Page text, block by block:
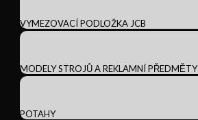
VYMEZOVACÍ PODLOŽKA JCB
MODELY STROJŮ A REKLAMNÍ PŘEDMĚTY
POTAHY